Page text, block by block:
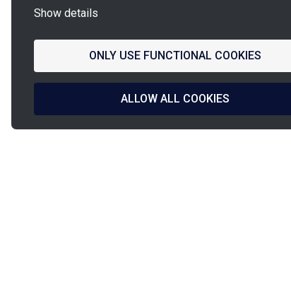
Show details
ONLY USE FUNCTIONAL COOKIES
ALLOW ALL COOKIES